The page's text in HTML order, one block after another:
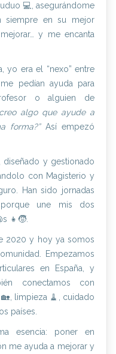
💻, asegurándome
en su mejor
y me encanta
yo era el “nexo” entre
pedían ayuda para
o alguien de
algo que ayude a
forma?”Así empezó
diseñado y gestionado
con Magisterio y
Han sido jornadas
une mis dos
👧🧒.
2020 y hoy ya somos
Empezamos
en España, y
conectamos con
limpieza 🧹, cuidado
países.
esencia: poner en
me ayuda a mejorar y